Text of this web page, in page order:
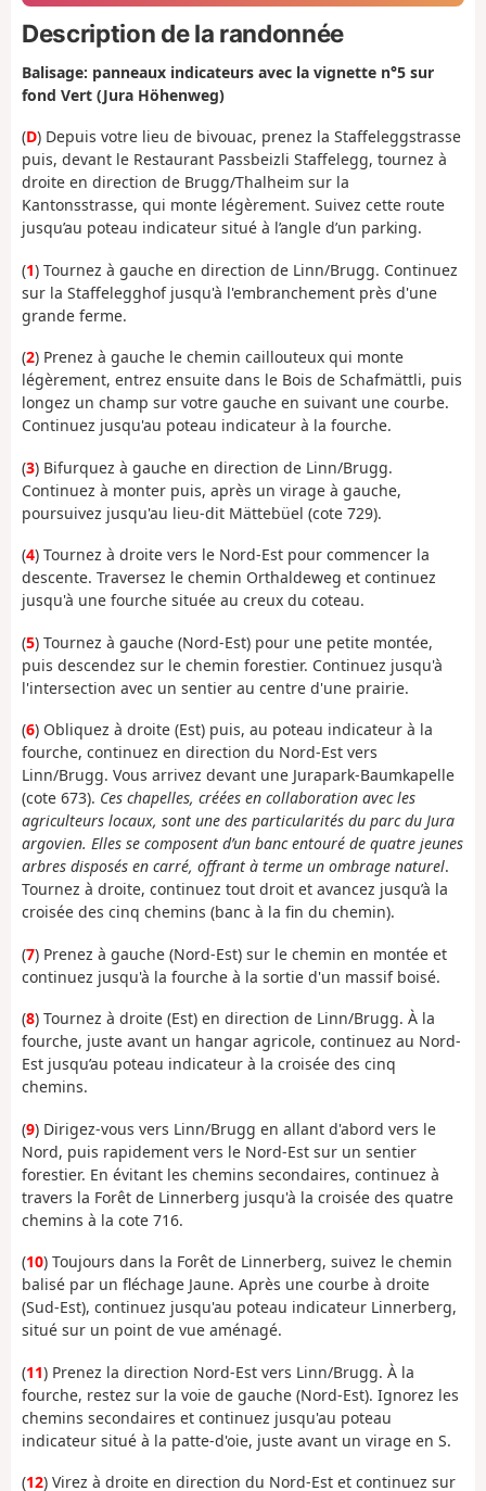
Description de la randonnée
Balisage: panneaux indicateurs avec la vignette n°5 sur
fond Vert (Jura Höhenweg)
(D) Depuis votre lieu de bivouac, prenez la Staffeleggstrasse
puis, devant le Restaurant Passbeizli Staffelegg, tournez à
droite en direction de Brugg/Thalheim sur la
Kantonsstrasse, qui monte légèrement. Suivez cette route
jusqu’au poteau indicateur situé à l’angle d’un parking.
(1) Tournez à gauche en direction de Linn/Brugg. Continuez
sur la Staffelegghof jusqu'à l'embranchement près d'une
grande ferme.
(2) Prenez à gauche le chemin caillouteux qui monte
légèrement, entrez ensuite dans le Bois de Schafmättli, puis
longez un champ sur votre gauche en suivant une courbe.
Continuez jusqu'au poteau indicateur à la fourche.
(3) Bifurquez à gauche en direction de Linn/Brugg.
Continuez à monter puis, après un virage à gauche,
poursuivez jusqu'au lieu-dit Mättebüel (cote 729).
(4) Tournez à droite vers le Nord-Est pour commencer la
descente. Traversez le chemin Orthaldeweg et continuez
jusqu'à une fourche située au creux du coteau.
(5) Tournez à gauche (Nord-Est) pour une petite montée,
puis descendez sur le chemin forestier. Continuez jusqu'à
l'intersection avec un sentier au centre d'une prairie.
(6) Obliquez à droite (Est) puis, au poteau indicateur à la
fourche, continuez en direction du Nord-Est vers
Linn/Brugg. Vous arrivez devant une Jurapark-Baumkapelle
(cote 673). Ces chapelles, créées en collaboration avec les
agriculteurs locaux, sont une des particularités du parc du Jura
argovien. Elles se composent d’un banc entouré de quatre jeunes
arbres disposés en carré, offrant à terme un ombrage naturel.
Tournez à droite, continuez tout droit et avancez jusqu’à la
croisée des cinq chemins (banc à la fin du chemin).
(7) Prenez à gauche (Nord-Est) sur le chemin en montée et
continuez jusqu'à la fourche à la sortie d'un massif boisé.
(8) Tournez à droite (Est) en direction de Linn/Brugg. À la
fourche, juste avant un hangar agricole, continuez au Nord-
Est jusqu’au poteau indicateur à la croisée des cinq
chemins.
(9) Dirigez-vous vers Linn/Brugg en allant d'abord vers le
Nord, puis rapidement vers le Nord-Est sur un sentier
forestier. En évitant les chemins secondaires, continuez à
travers la Forêt de Linnerberg jusqu'à la croisée des quatre
chemins à la cote 716.
(10) Toujours dans la Forêt de Linnerberg, suivez le chemin
balisé par un fléchage Jaune. Après une courbe à droite
(Sud-Est), continuez jusqu'au poteau indicateur Linnerberg,
situé sur un point de vue aménagé.
(11) Prenez la direction Nord-Est vers Linn/Brugg. À la
fourche, restez sur la voie de gauche (Nord-Est). Ignorez les
chemins secondaires et continuez jusqu'au poteau
indicateur situé à la patte-d'oie, juste avant un virage en S.
(12) Virez à droite en direction du Nord-Est et continuez sur